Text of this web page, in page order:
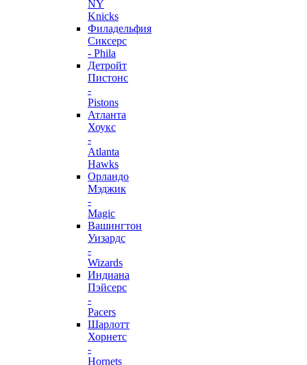
NY
Knicks
Филадельфия
Сиксерс
- Phila
Детройт
Пистонс
-
Pistons
Атланта
Хоукс
-
Atlanta
Hawks
Орландо
Мэджик
-
Magic
Вашингтон
Уизардс
-
Wizards
Индиана
Пэйсерс
-
Pacers
Шарлотт
Хорнетс
-
Hornets